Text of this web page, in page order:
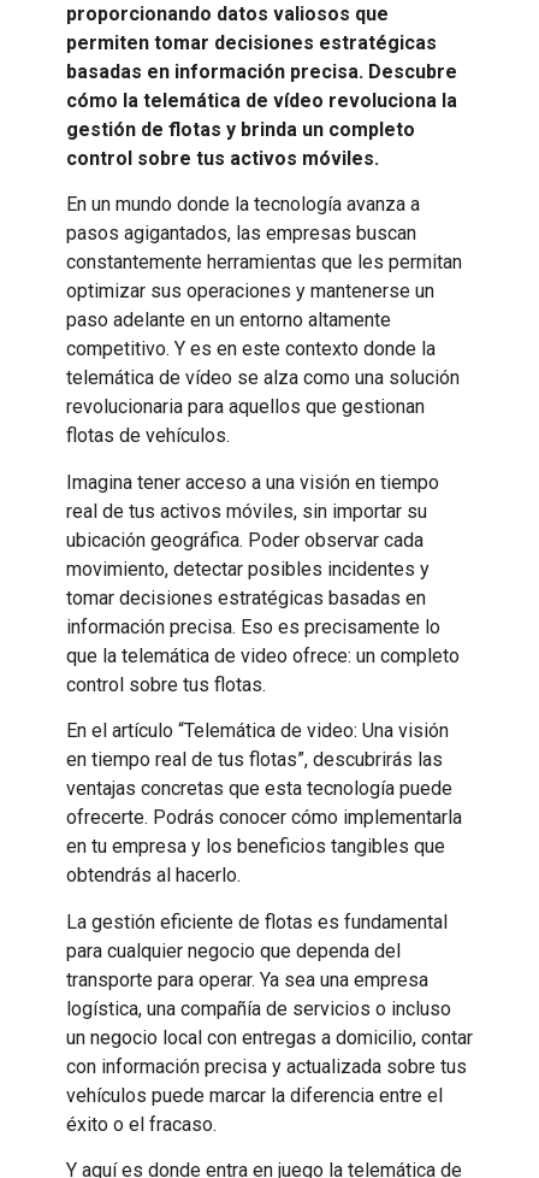
proporcionando datos valiosos que
permiten tomar decisiones estratégicas
basadas en información precisa. Descubre
cómo la telemática de vídeo revoluciona la
gestión de flotas y brinda un completo
control sobre tus activos móviles.
En un mundo donde la tecnología avanza a
pasos agigantados, las empresas buscan
constantemente herramientas que les permitan
optimizar sus operaciones y mantenerse un
paso adelante en un entorno altamente
competitivo. Y es en este contexto donde la
telemática de vídeo se alza como una solución
revolucionaria para aquellos que gestionan
flotas de vehículos.
Imagina tener acceso a una visión en tiempo
real de tus activos móviles, sin importar su
ubicación geográfica. Poder observar cada
movimiento, detectar posibles incidentes y
tomar decisiones estratégicas basadas en
información precisa. Eso es precisamente lo
que la telemática de video ofrece: un completo
control sobre tus flotas.
En el artículo “Telemática de video: Una visión
en tiempo real de tus flotas”, descubrirás las
ventajas concretas que esta tecnología puede
ofrecerte. Podrás conocer cómo implementarla
en tu empresa y los beneficios tangibles que
obtendrás al hacerlo.
La gestión eficiente de flotas es fundamental
para cualquier negocio que dependa del
transporte para operar. Ya sea una empresa
logística, una compañía de servicios o incluso
un negocio local con entregas a domicilio, contar
con información precisa y actualizada sobre tus
vehículos puede marcar la diferencia entre el
éxito o el fracaso.
Y aquí es donde entra en juego la telemática de